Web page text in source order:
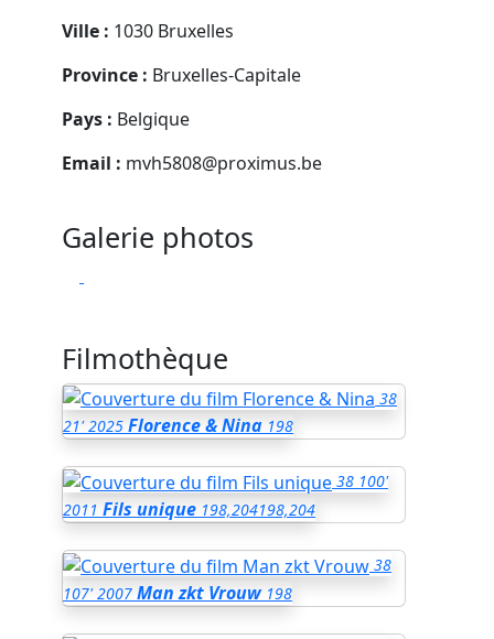
Ville : 1030 Bruxelles
Province : Bruxelles-Capitale
Pays : Belgique
Email : mvh5808@proximus.be
Galerie photos
Filmothèque
38
21' 2025 Florence & Nina 198
38 100'
2011 Fils unique 198,204198,204
38
107' 2007 Man zkt Vrouw 198